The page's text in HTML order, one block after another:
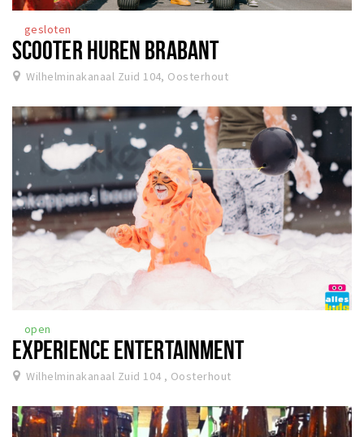
gesloten
SCOOTER HUREN BRABANT
Wilhelminakanaal Zuid 104, Oosterhout
open
EXPERIENCE ENTERTAINMENT
Wilhelminakanaal Zuid 104 , Oosterhout